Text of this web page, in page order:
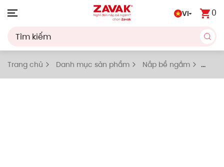
VI 0
Trang chủ Danh mục sản phẩm
Nắp bể ngầm
Nắp bể ngầm có khóa bulong chịu tải cao